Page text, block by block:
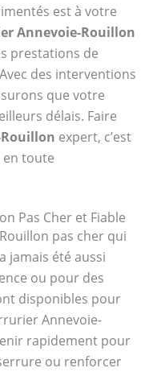
est à votre
Annevoie-Rouillon
prestations de
des interventions
que votre
délais. Faire
expert, c’est
en toute
Pas Cher et Fiable
pas cher qui
jamais été aussi
ou pour des
disponibles pour
Annevoie-
rapidement pour
ou renforcer